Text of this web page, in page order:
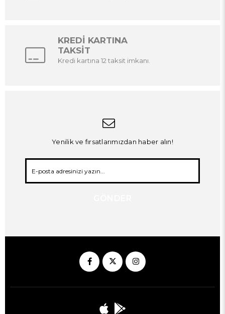
KREDİ KARTINA
TAKSİT
Kredi kartına 12 taksit imkanı.
Yenilik ve fırsatlarımızdan haber alın!